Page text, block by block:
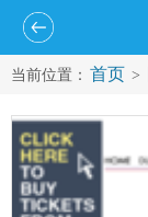
当前位置： 首页 >